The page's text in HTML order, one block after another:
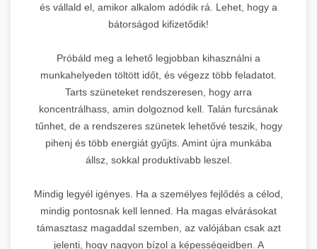
és vállald el, amikor alkalom adódik rá. Lehet, hogy a
bátorságod kifizetődik!
Próbáld meg a lehető legjobban kihasználni a
munkahelyeden töltött időt, és végezz több feladatot.
Tarts szüneteket rendszeresen, hogy arra
koncentrálhass, amin dolgoznod kell. Talán furcsának
tűnhet, de a rendszeres szünetek lehetővé teszik, hogy
pihenj és több energiát gyűjts. Amint újra munkába
állsz, sokkal produktívabb leszel.
Mindig legyél igényes. Ha a személyes fejlődés a célod,
mindig pontosnak kell lenned. Ha magas elvárásokat
támasztasz magaddal szemben, az valójában csak azt
jelenti, hogy nagyon bízol a képességeidben. A